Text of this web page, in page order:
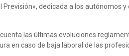
dedicada a los autónomos y
las últimas evoluciones
en caso de baja laboral de las